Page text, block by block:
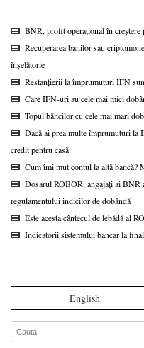
BNR, profit operațional în creștere
Recuperarea banilor sau
înșelătorie
Restanțierii la împrumuturi IFN
Care IFN-uri au cele mai mici
Topul băncilor cu cele mai mari
Dacă ai prea multe împrumuturi la
credit pentru casă
Cum îmi mut contul la altă bancă?
Dosarul ROBOR: angajați ai BNR
regulamentului indicilor de dobândă
Este acesta cântecul de lebădă al
Indicatorii sistemului bancar la
English